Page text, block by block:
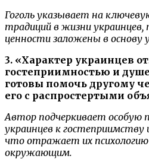
Гоголь указывает на
традиций в жизни украинцев,
ценности заложены в основу
3. «Характер украинцев
гостеприимностью и
готовы помочь другому
его с распростертыми
Автор подчеркивает особую
украинцев к
что отражает их
окружающим.